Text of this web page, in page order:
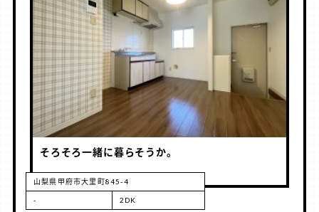
そろそろ一緒に暮らそうか。
山梨県甲府市大里町845-4
- 2DK